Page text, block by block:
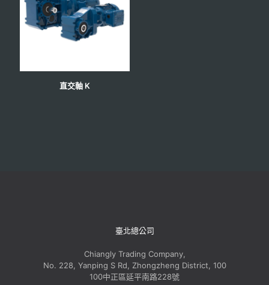
直交軸 K
臺北總公司
Chiangly Trading Company,
No. 228, Yanping S Rd, Zhongzheng District, 100
100中正區延平南路228號